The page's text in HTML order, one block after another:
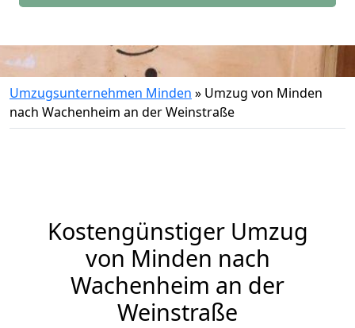
Umzugsunternehmen Minden » Umzug von Minden
nach Wachenheim an der Weinstraße
Kostengünstiger Umzug
von Minden nach
Wachenheim an der
Weinstraße